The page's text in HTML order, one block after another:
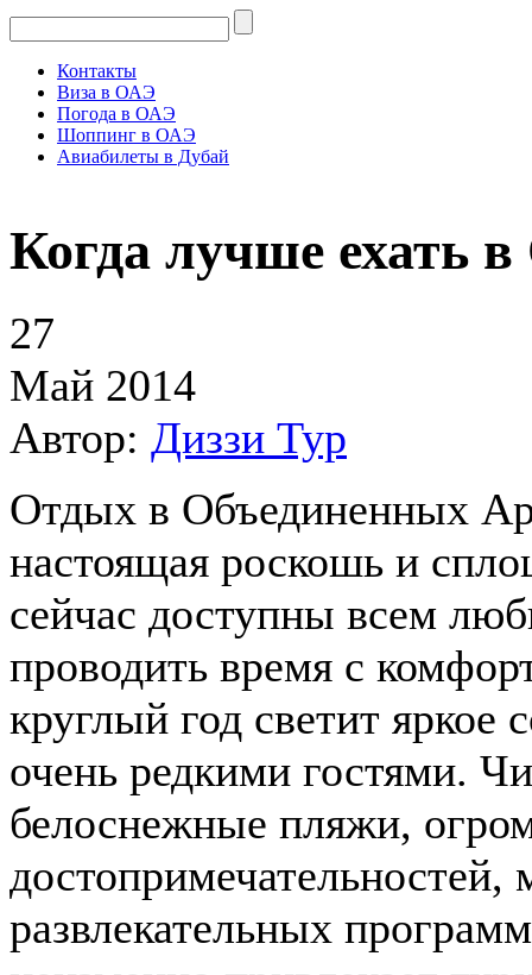
Контакты
Виза в ОАЭ
Погода в ОАЭ
Шоппинг в ОАЭ
Авиабилеты в Дубай
Когда лучше ехать
27
Май 2014
Автор: Диззи Тур
Отдых в Объединенных
настоящая роскошь и
сейчас доступны всем
проводить время с
круглый год светит
очень редкими гостями.
белоснежные пляжи,
достопримечательностей,
развлекательных